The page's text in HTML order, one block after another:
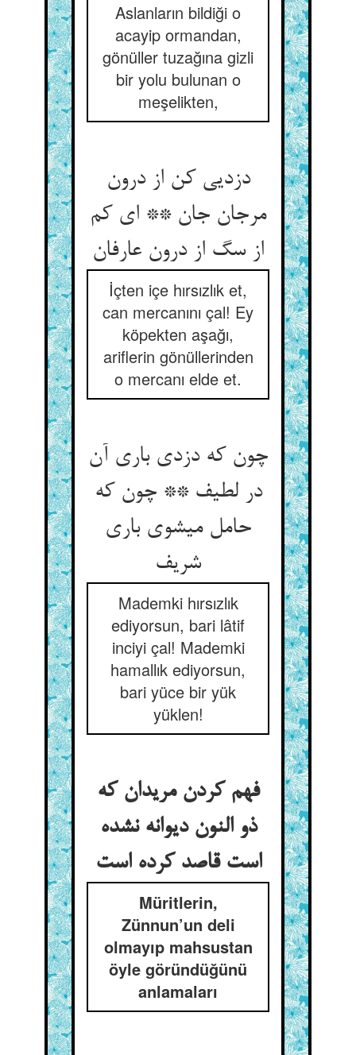
Aslanların bildiği o
acayip ormandan,
gönüller tuzağına gizli
bir yolu bulunan o
meşelikten,
دزدیی کن از درون
مرجان جان ** ای کم
از سگ از درون عارفان‏
İçten içe hırsızlık et,
can mercanını çal! Ey
köpekten aşağı,
ariflerin gönüllerinden
o mercanı elde et.
چون که دزدی باری آن
در لطیف ** چون که
حامل می‏شوی باری
شریف‏
Mademki hırsızlık
ediyorsun, bari lâtif
inciyi çal! Mademki
hamallık ediyorsun,
bari yüce bir yük
yüklen!
فهم کردن مریدان که
ذو النون دیوانه نشده
است قاصد کرده است‏
Müritlerin,
Zünnun’un deli
olmayıp mahsustan
öyle göründüğünü
anlamaları